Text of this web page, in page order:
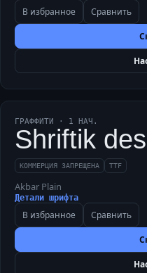
В избранное Сравнить
ГРАФФИТИ · 1 НАЧ.
Shriftik
КОММЕРЦИЯ ЗАПРЕЩЕНА TTF
Akbar Plain
Детали шрифта
В избранное Сравнить